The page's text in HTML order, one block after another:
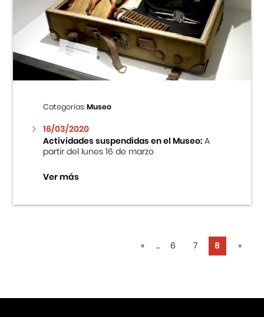
Categorías:Museo
16/03/2020
Actividades suspendidas en el Museo:A
partir del lunes 16 de marzo
Ver más
« ... 6 7 8 »